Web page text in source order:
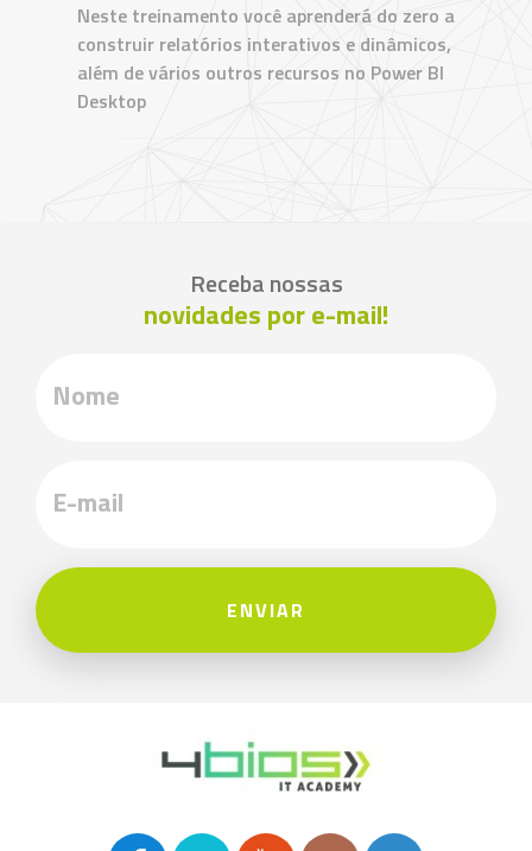
Neste treinamento você aprenderá do zero a
construir relatórios interativos e dinâmicos,
além de vários outros recursos no Power BI
Desktop
Receba nossas
novidades por e-mail!
ENVIAR